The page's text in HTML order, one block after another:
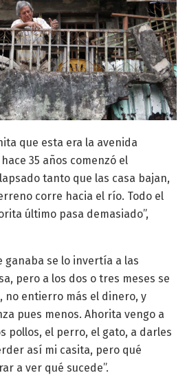
que esta era la avenida
35 años comenzó el
tanto que las casa bajan,
corre hacia el río. Todo el
último pasa demasiado”,
ganaba se lo invertía a las
pero a los dos o tres meses se
no entierro más el dinero, y
pues menos. Ahorita vengo a
pollos, el perro, el gato, a darles
así mi casita, pero qué
a ver qué sucede”.